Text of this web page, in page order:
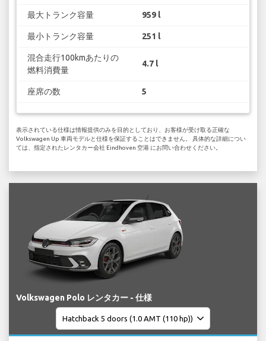
最大トランク容量 959 l
最小トランク容量 251 l
混合走行100kmあたりの
燃料消費量
4.7 l
座席の数 5
表示されている仕様は情報提供のみを目的としており、お客様が受け取る正確な
Volkswagen Up 車両モデルと仕様を保証することはできません。 具体的な詳細につい
ては、指定されたレンタカー会社 Eindhoven 空港 にお問い合わせください。
Volkswagen Polo レンタカー - 仕様